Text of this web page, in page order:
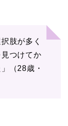
肢が多く
つけてか
（28歳・